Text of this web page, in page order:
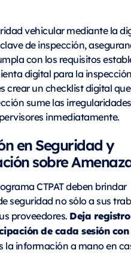
vehicular mediante la
de inspección,
con los requisitos
digital para la
crear un checklist digital
sume las
inmediatamente.
en Seguridad y
sobre
CTPAT deben brindar
seguridad no sólo a sus
proveedores. Deja
de cada sesión
la información a mano en